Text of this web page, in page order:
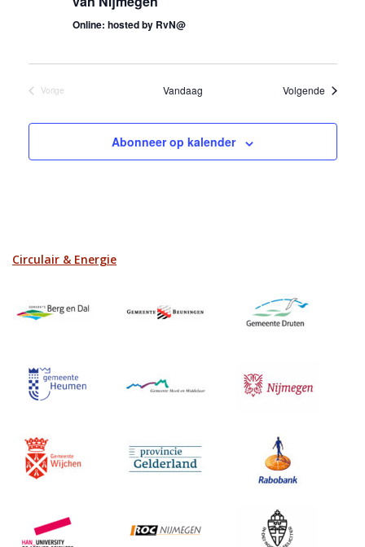
Online: hosted by RvN@
Vorige
Vandaag Volgende
Abonneer op kalender
Circulair & Energie